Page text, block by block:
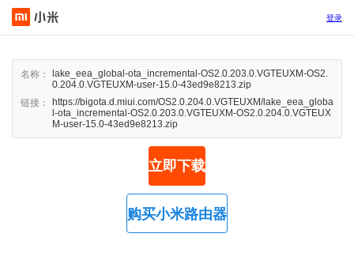
登录
名称：
lake_eea_global-ota_incremental-OS2.0.203.0.VGTEUXM-OS2.
0.204.0.VGTEUXM-user-15.0-43ed9e8213.zip
链接：
https://bigota.d.miui.com/OS2.0.204.0.VGTEUXM/lake_eea_globa
l-ota_incremental-OS2.0.203.0.VGTEUXM-OS2.0.204.0.VGTEUX
M-user-15.0-43ed9e8213.zip
立即下载
购买小米路由器